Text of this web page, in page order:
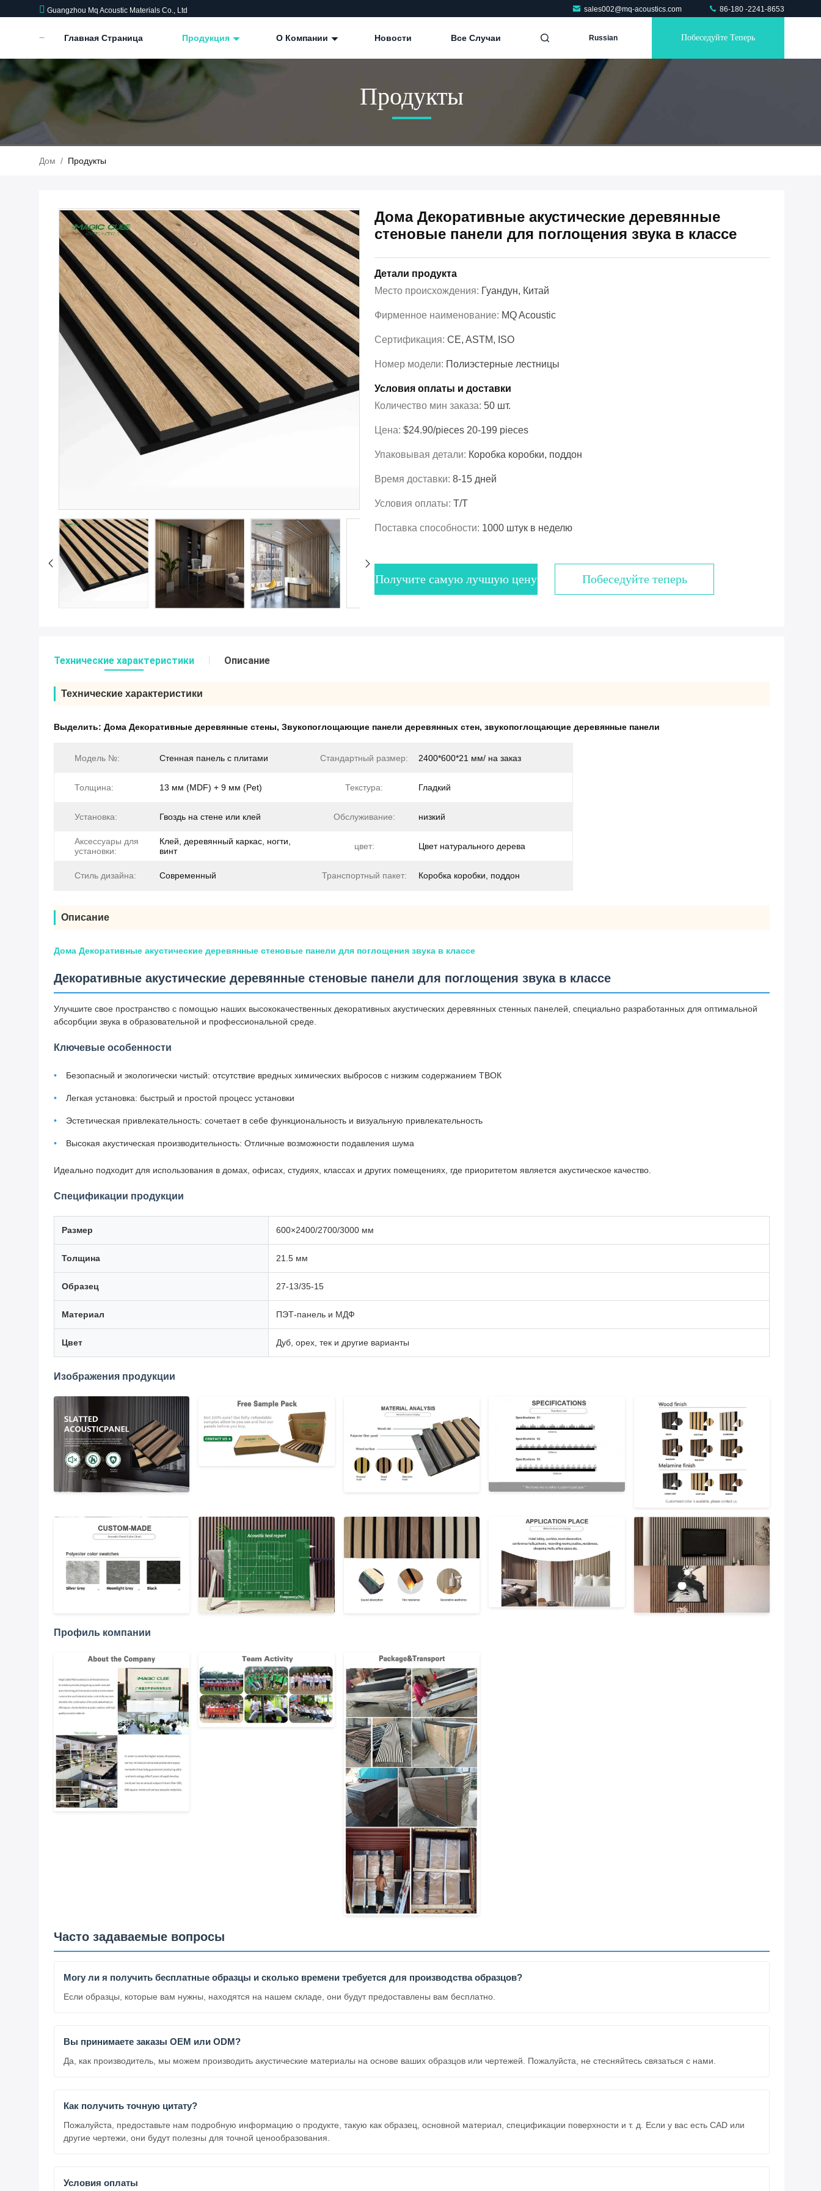
Guangzhou Mq Acoustic Materials Co., Ltd sales002@mq-acoustics.com 86-180 -2241-8653
Главная Страница Продукция О Компании Новости Все Случаи Russian Побеседуйте Теперь
Продукты
Дом / Продукты
Дома Декоративные акустические деревянные
стеновые панели для поглощения звука в классе
Детали продукта
Место происхождения: Гуандун, Китай
Фирменное наименование: MQ Acoustic
Сертификация: CE, ASTM, ISO
Номер модели: Полиэстерные лестницы
Условия оплаты и доставки
Количество мин заказа: 50 шт.
Цена: $24.90/pieces 20-199 pieces
Упаковывая детали: Коробка коробки, поддон
Время доставки: 8-15 дней
Условия оплаты: Т/Т
Поставка способности: 1000 штук в неделю
Получите самую лучшую цену Побеседуйте теперь
Технические характеристики Описание
Технические характеристики
Выделить: Дома Декоративные деревянные стены, Звукопоглощающие панели деревянных стен, звукопоглощающие деревянные панели
Модель №: Стенная панель с плитами Стандартный размер: 2400*600*21 мм/ на заказ
Толщина: 13 мм (MDF) + 9 мм (Pet) Текстура: Гладкий
Установка: Гвоздь на стене или клей Обслуживание: низкий
Аксессуары для
установки:
Клей, деревянный каркас, ногти,
винт
цвет: Цвет натурального дерева
Стиль дизайна: Современный Транспортный пакет: Коробка коробки, поддон
Описание
Дома Декоративные акустические деревянные стеновые панели для поглощения звука в классе
Декоративные акустические деревянные стеновые панели для поглощения звука в классе
Улучшите свое пространство с помощью наших высококачественных декоративных акустических деревянных стенных панелей, специально разработанных для оптимальной
абсорбции звука в образовательной и профессиональной среде.
Ключевые особенности
Безопасный и экологически чистый: отсутствие вредных химических выбросов с низким содержанием ТВОК
Легкая установка: быстрый и простой процесс установки
Эстетическая привлекательность: сочетает в себе функциональность и визуальную привлекательность
Высокая акустическая производительность: Отличные возможности подавления шума
Идеально подходит для использования в домах, офисах, студиях, классах и других помещениях, где приоритетом является акустическое качество.
Спецификации продукции
Размер 600×2400/2700/3000 мм
Толщина 21.5 мм
Образец 27-13/35-15
Материал ПЭТ-панель и МДФ
Цвет Дуб, орех, тек и другие варианты
Изображения продукции
Профиль компании
Часто задаваемые вопросы
Могу ли я получить бесплатные образцы и сколько времени требуется для производства образцов?
Если образцы, которые вам нужны, находятся на нашем складе, они будут предоставлены вам бесплатно.
Вы принимаете заказы OEM или ODM?
Да, как производитель, мы можем производить акустические материалы на основе ваших образцов или чертежей. Пожалуйста, не стесняйтесь связаться с нами.
Как получить точную цитату?
Пожалуйста, предоставьте нам подробную информацию о продукте, такую как образец, основной материал, спецификации поверхности и т. д. Если у вас есть CAD или
другие чертежи, они будут полезны для точной ценообразования.
Условия оплаты